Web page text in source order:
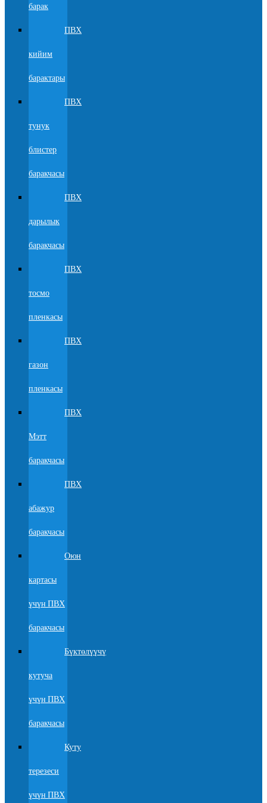
барак
ПВХ
кийим
барактары
ПВХ
тунук
блистер
баракчасы
ПВХ
дарылык
баракчасы
ПВХ
тосмо
пленкасы
ПВХ
газон
пленкасы
ПВХ
Мэтт
баракчасы
ПВХ
абажур
баракчасы
Оюн
картасы
үчүн ПВХ
баракчасы
Бүктөлүүчү
кутуча
үчүн ПВХ
баракчасы
Куту
терезеси
үчүн ПВХ